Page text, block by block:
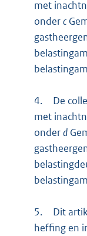
met
onderc
4.
De
met
onderd
5.
Dit
heffing en